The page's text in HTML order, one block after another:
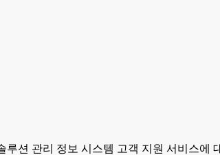
션 관리 정보 시스템 고객 지원 서비스